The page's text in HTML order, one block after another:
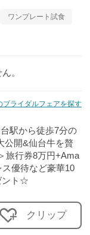
ワンプレート試食
。
ブライダルフェアを探す
駅から徒歩7分の
公開&仙台牛を贅
旅行券8万円+Ama
優待など豪華10
ント☆
クリップ